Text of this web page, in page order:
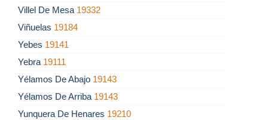
Villel De Mesa 19332
Viñuelas 19184
Yebes 19141
Yebra 19111
Yélamos De Abajo 19143
Yélamos De Arriba 19143
Yunquera De Henares 19210